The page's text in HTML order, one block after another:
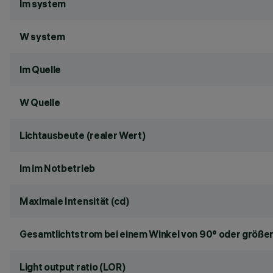
lm system
W system
lm Quelle
W Quelle
Lichtausbeute (realer Wert)
lm im Notbetrieb
Maximale Intensität (cd)
Gesamtlichtstrom bei einem Winkel von 90° oder
Light output ratio (LOR)